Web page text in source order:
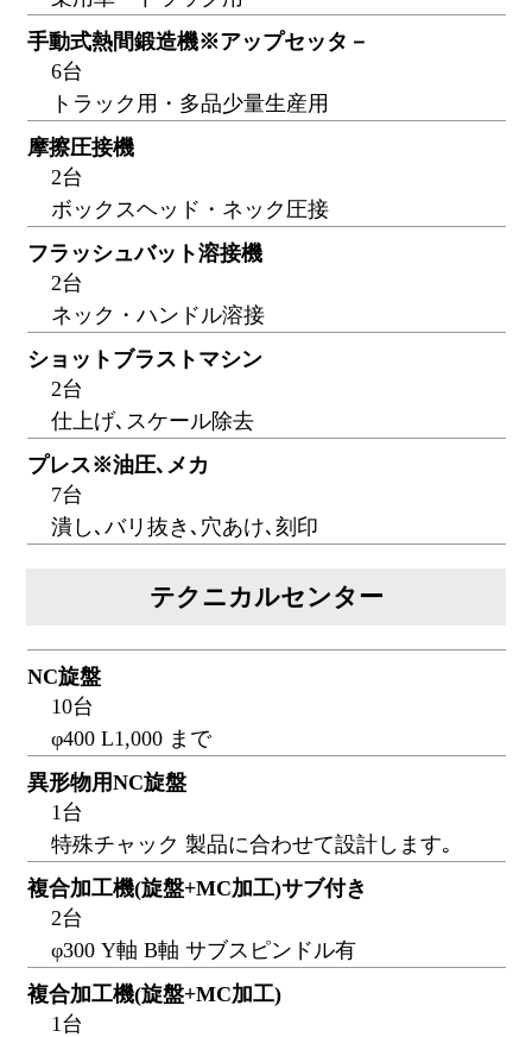
手動式熱間鍛造機※アップセッタ－
6台
トラック用・多品少量生産用
摩擦圧接機
2台
ボックスヘッド・ネック圧接
フラッシュバット溶接機
2台
ネック・ハンドル溶接
ショットブラストマシン
2台
仕上げ､スケール除去
プレス※油圧､メカ
7台
潰し､バリ抜き､穴あけ､刻印
テクニカルセンター
NC旋盤
10台
φ400 L1,000 まで
異形物用NC旋盤
1台
特殊チャック 製品に合わせて設計します｡
複合加工機(旋盤+MC加工)サブ付き
2台
φ300 Y軸 B軸 サブスピンドル有
複合加工機(旋盤+MC加工)
1台